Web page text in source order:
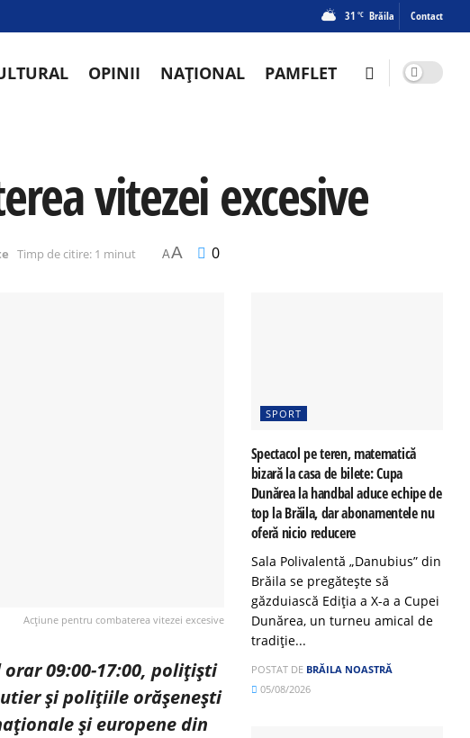
31 °C Brăila Contact
OPINII NAȚIONAL PAMFLET
vitezei excesive
Timp de citire: 1 minut AA 0
Acțiune pentru combaterea vitezei excesive
09:00-17:00, polițiști
și polițiile orășenești
și europene din
SPORT
Spectacol pe teren, matematică
bizară la casa de bilete: Cupa
Dunărea la handbal aduce echipe de
top la Brăila, dar abonamentele nu
oferă nicio reducere
Sala Polivalentă „Danubius” din
Brăila se pregătește să
găzduiască Ediția a X-a a Cupei
Dunărea, un turneu amical de
tradiție...
POSTAT DE BRĂILA NOASTRĂ
05/08/2026